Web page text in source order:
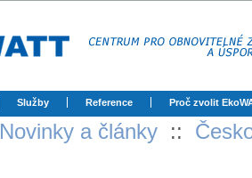
Služby Reference Proč zvolit
Novinky a články ::